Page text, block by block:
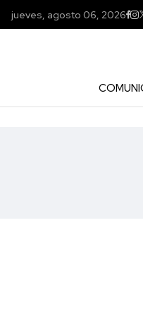
jueves, agosto 06, 2026